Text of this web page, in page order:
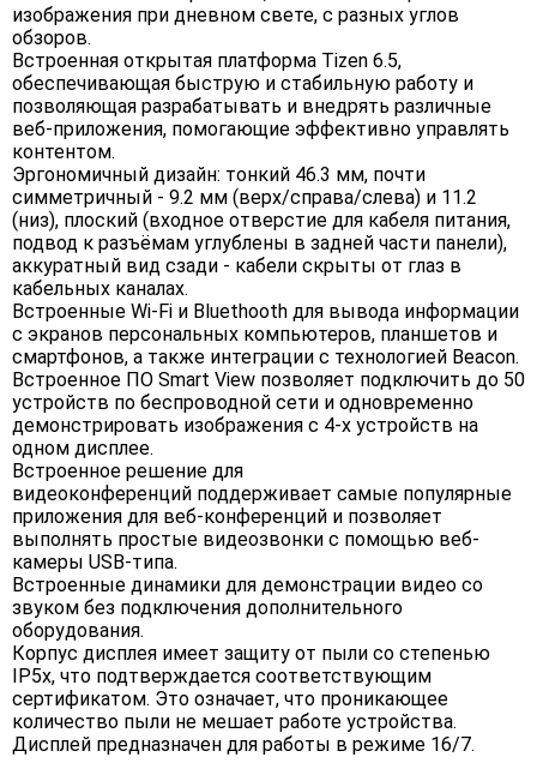
изображения при дневном свете, с разных углов
обзоров.
Встроенная открытая платформа Tizen 6.5,
обеспечивающая быструю и стабильную работу и
позволяющая разрабатывать и внедрять различные
веб-приложения, помогающие эффективно управлять
контентом.
Эргономичный дизайн: тонкий 46.3 мм, почти
симметричный - 9.2 мм (верх/справа/слева) и 11.2
(низ), плоский (входное отверстие для кабеля питания,
подвод к разъёмам углублены в задней части панели),
аккуратный вид сзади - кабели скрыты от глаз в
кабельных каналах.
Встроенные Wi-Fi и Bluethooth для вывода информации
с экранов персональных компьютеров, планшетов и
смартфонов, а также интеграции с технологией Beacon.
Встроенное ПО Smart View позволяет подключить до 50
устройств по беспроводной сети и одновременно
демонстрировать изображения с 4-х устройств на
одном дисплее.
Встроенное решение для
видеоконференций поддерживает самые популярные
приложения для веб-конференций и позволяет
выполнять простые видеозвонки с помощью веб-
камеры USB-типа.
Встроенные динамики для демонстрации видео со
звуком без подключения дополнительного
оборудования.
Корпус дисплея имеет защиту от пыли со степенью
IP5x, что подтверждается соответствующим
сертификатом. Это означает, что проникающее
количество пыли не мешает работе устройства.
Дисплей предназначен для работы в режиме 16/7.